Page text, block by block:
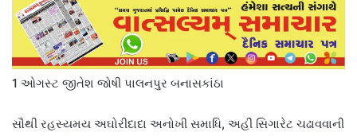
1 ઓગસ્ટ જીતેશ જોષી પાલનપુર બનાસકાંઠા
સૌથી રહસ્યમય અઘોરીદાદા અનોખી સમાધિ, અહીં સિગારેટ ચઢાવવાની